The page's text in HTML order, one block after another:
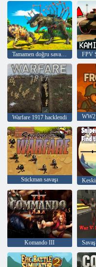
Tamamen doğru savaş simülatörü 2
Warfare 1917 hacklendi
Stickman savaşı
Komando III